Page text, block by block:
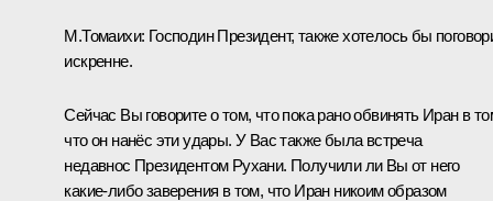
М.Томаихи: Господин Президент, также хотелось бы
искренне.
Сейчас Вы говорите о том, что пока рано обвинять Иран в
что он нанёс эти удары. У Вас также была встреча
недавнос Президентом Рухани. Получили ли Вы от него
какие‑либо заверения в том, что Иран никоим образом